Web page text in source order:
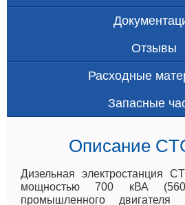
Отзывы
Расходные
Запасные
Описание
Дизельная электростанция
мощностью 700 кВА
промышленного двигателя